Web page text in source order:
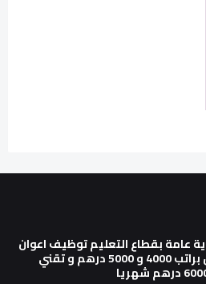
عامة بقطاع التعليم توظيف اعوان
اداريين براتب 4000 و 5000 درهم و تقني